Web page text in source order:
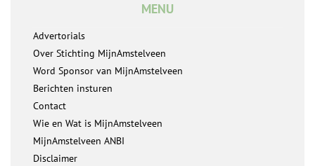
MENU
Advertorials
Over Stichting MijnAmstelveen
Word Sponsor van MijnAmstelveen
Berichten insturen
Contact
Wie en Wat is MijnAmstelveen
MijnAmstelveen ANBI
Disclaimer